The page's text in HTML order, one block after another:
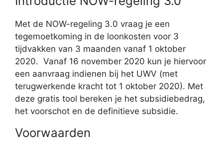
Met de NOW-regeling 3.0 vraag je een
tegemoetkoming in de loonkosten voor 3
tijdvakken van 3 maanden vanaf 1 oktober
2020. Vanaf 16 november 2020 kun je hiervoor
een aanvraag indienen bij het UWV (met
terugwerkende kracht tot 1 oktober 2020). Met
deze gratis tool bereken je het subsidiebedrag,
het voorschot en de definitieve subsidie.
Voorwaarden